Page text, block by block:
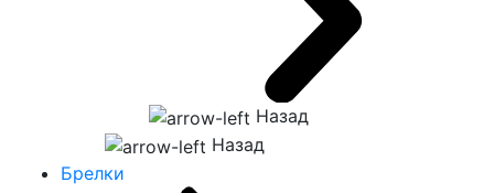
Назад
Назад
Брелки